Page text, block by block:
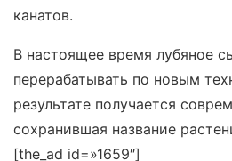
канатов.
В настоящее время лубяное
перерабатывать по новым
результате получается
сохранившая название
[the_ad id=»1659″]